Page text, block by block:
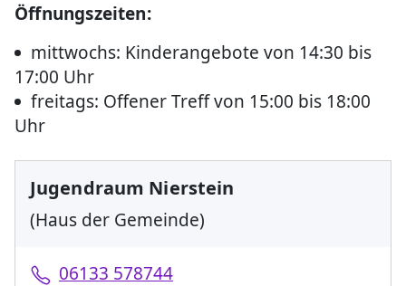
Öffnungszeiten:
mittwochs: Kinderangebote von 14:30 bis
17:00 Uhr
freitags: Offener Treff von 15:00 bis 18:00
Uhr
Jugendraum Nierstein
(Haus der Gemeinde)
06133 578744